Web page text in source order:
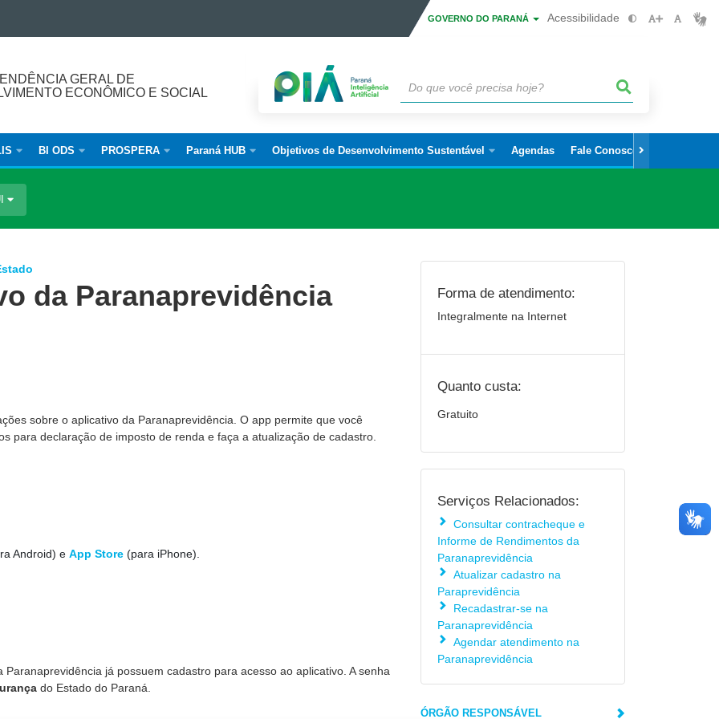
GOVERNO DO PARANÁ Acessibilidade
GERAL DE
ECONÔMICO E SOCIAL
BI ODS PROSPERA Paraná HUB Objetivos de Desenvolvimento Sustentável Agendas Fale Conosco
da Paranaprevidência
sobre o aplicativo da Paranaprevidência. O app permite que você
para declaração de imposto de renda e faça a atualização de cadastro.
Android) e App Store (para iPhone).
já possuem cadastro para acesso ao aplicativo. A senha
do Estado do Paraná.
Forma de atendimento:
Integralmente na Internet
Quanto custa:
Gratuito
Serviços Relacionados:
Consultar contracheque e
Informe de Rendimentos da
Paranaprevidência
Atualizar cadastro na
Paraprevidência
Recadastrar-se na
Paranaprevidência
Agendar atendimento na
Paranaprevidência
ÓRGÃO RESPONSÁVEL